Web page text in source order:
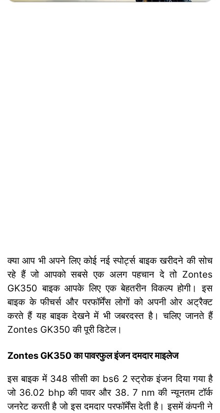
क्या आप भी अपने लिए कोई नई स्पोर्ट्स बाइक खरीदने की सोच
रहे हैं जो आपको सबसे एक अलग पहचान दे तो Zontes
GK350 बाइक आपके लिए एक बेहतरीन विकल्प होगी। इस
बाइक के फीचर्स और परफॉर्मेंस लोगों को अपनी ओर अट्रैक्ट
करते हैं यह बाइक देखने में भी जबरदस्त है। चलिए जानते हैं
Zontes GK350 की पूरी डिटेल।
Zontes GK350 का पावरफुल इंजन दमदार माइलेज
इस बाइक में 348 सीसी का bs6 2 स्ट्रोक इंजन दिया गया है
जो 36.02 bhp की पावर और 38. 7 nm की न्यूनतम टॉर्क
जनरेट करती है जो इस दमदार परफॉर्मेंस देती है। इसमें कंपनी ने